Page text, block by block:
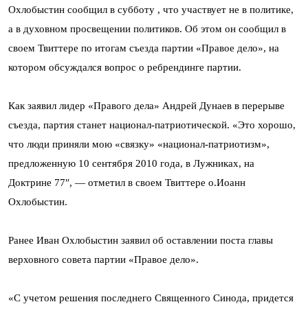
Охлобыстин сообщил в субботу , что участвует не в политике,
а в духовном просвещении политиков. Об этом он сообщил в
своем Твиттере по итогам съезда партии «Правое дело», на
котором обсуждался вопрос о ребрендинге партии.
Как заявил лидер «Правого дела» Андрей Дунаев в перерыве
съезда, партия станет национал-патриотической. «Это хорошо,
что люди приняли мою «связку» «национал-патриотизм»,
предложенную 10 сентября 2010 года, в Лужниках, на
Доктрине 77″, — отметил в своем Твиттере о.Иоанн
Охлобыстин.
Ранее Иван Охлобыстин заявил об оставлении поста главы
верховного совета партии «Правое дело».
«С учетом решения последнего Священного Синода, придется